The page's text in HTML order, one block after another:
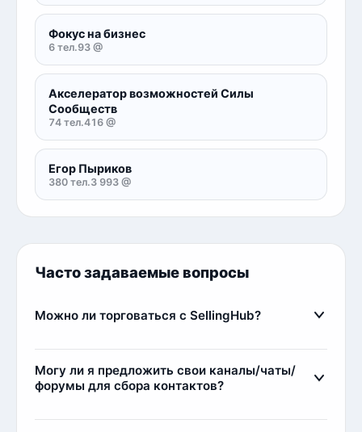
Фокус на бизнес
6 тел.93 @
Акселератор возможностей Силы
Сообществ
74 тел.416 @
Егор Пыриков
380 тел.3 993 @
Часто задаваемые вопросы
Можно ли торговаться с SellingHub?
поэтому идем на уступки, если клиент
постоянный или покупает большой объем
выдавать дополнительные контакты в качестве
Могу ли я предложить свои каналы/чаты/
форумы для сбора контактов?